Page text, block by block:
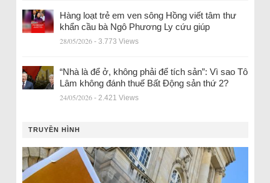
Hàng loạt trẻ em ven sông Hồng viết tâm thư
khẩn cầu bà Ngô Phương Ly cứu giúp
28/05/2026 - 3.773 Views
“Nhà là để ở, không phải để tích sản”: Vì sao Tô
Lâm không đánh thuế Bất Động sản thứ 2?
24/05/2026 - 2.421 Views
TRUYỀN HÌNH